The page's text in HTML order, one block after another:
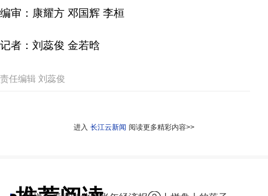
编审：康耀方 邓国辉 李桓
记者：刘蕊俊 金若晗
责任编辑 刘蕊俊
进入 长江云新闻 阅读更多精彩内容>>